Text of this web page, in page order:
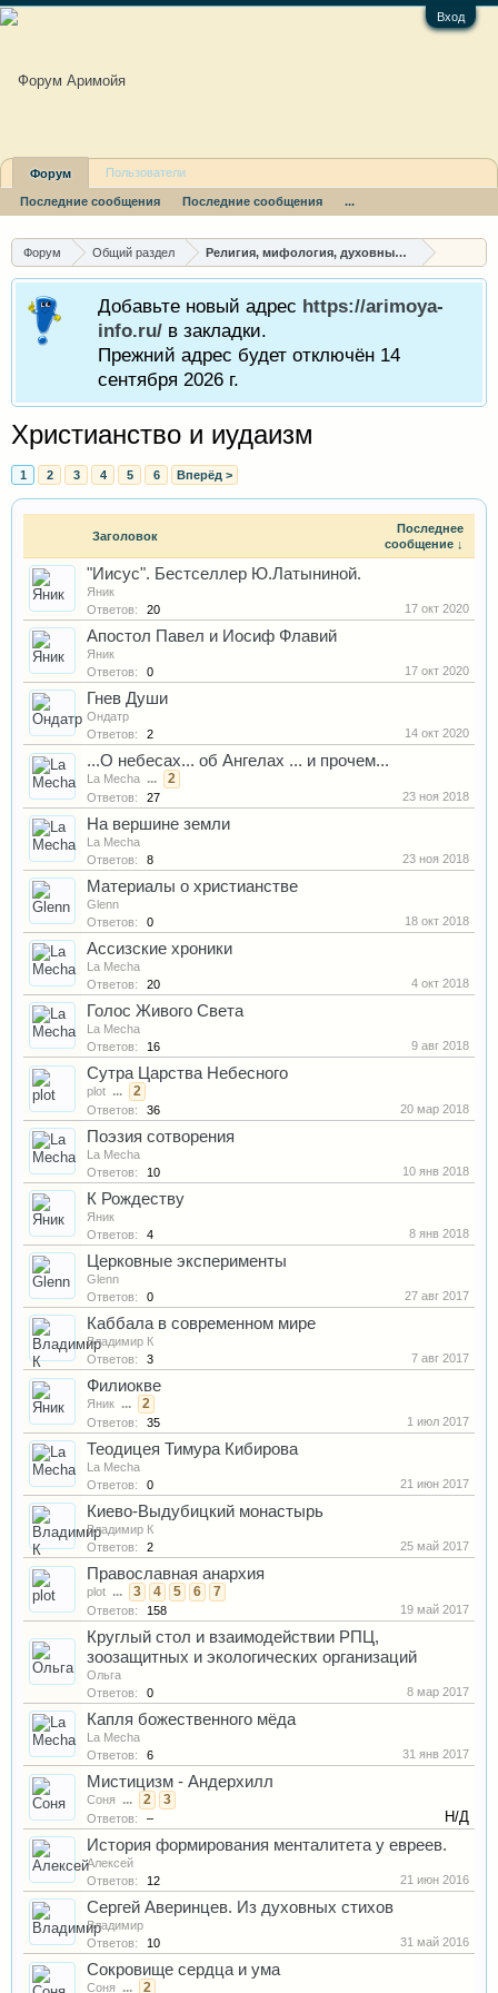
Вход
Форум Общий раздел Религия, мифология, духовные пути
Добавьте новый адрес https://arimoya-
info.ru/ в закладки.
Прежний адрес будет отключён 14
сентября 2026 г.
Христианство и иудаизм
1 2 3 4 5 6 Вперёд >
Заголовок
Последнее
сообщение ↓
"Иисус". Бестселлер Ю.Латыниной.
Яник
Ответов:
20 17 окт 2020
Апостол Павел и Иосиф Флавий
Яник
Ответов:
0 17 окт 2020
Гнев Души
Ондатр
Ответов:
2 14 окт 2020
...О небесах... об Ангелах ... и прочем...
La Mecha ... 2
Ответов: 27 23 ноя 2018
На вершине земли
La Mecha
Ответов:
8 23 ноя 2018
Материалы о христианстве
Glenn
Ответов:
0 18 окт 2018
Ассизские хроники
La Mecha
Ответов:
20 4 окт 2018
Голос Живого Света
La Mecha
Ответов:
16 9 авг 2018
Сутра Царства Небесного
plot ... 2
Ответов: 36 20 мар 2018
Поэзия сотворения
La Mecha
Ответов:
10 10 янв 2018
К Рождеству
Яник
Ответов:
4 8 янв 2018
Церковные эксперименты
Glenn
Ответов:
0 27 авг 2017
Каббала в современном мире
Владимир К
Ответов:
3 7 авг 2017
Филиокве
Яник ... 2
Ответов: 35 1 июл 2017
Теодицея Тимура Кибирова
La Mecha
Ответов:
0 21 июн 2017
Киево-Выдубицкий монастырь
Владимир К
Ответов:
2 25 май 2017
Православная анархия
plot ... 3 4 5 6 7
Ответов: 158 19 май 2017
Круглый стол и взаимодействии РПЦ,
зоозащитных и экологических организаций
Ольга
Ответов:
0 8 мар 2017
Капля божественного мёда
La Mecha
Ответов:
6 31 янв 2017
Мистицизм - Андерхилл
Соня ... 2 3
Ответов: – Н/Д
История формирования менталитета у евреев.
Алексей
Ответов:
12 21 июн 2016
Сергей Аверинцев. Из духовных стихов
Владимир
Ответов:
10 31 май 2016
Сокровище сердца и ума
Соня ... 2
Форум
Последние сообщения Последние сообщения ...
Пользователи